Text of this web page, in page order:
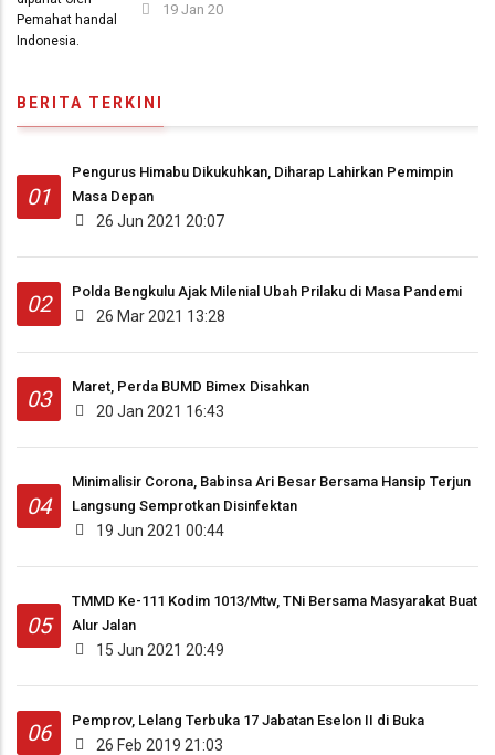
19 Jan 20
BERITA TERKINI
01
Pengurus Himabu Dikukuhkan, Diharap Lahirkan Pemimpin
Masa Depan
26 Jun 2021 20:07
02 Polda Bengkulu Ajak Milenial Ubah Prilaku di Masa Pandemi
26 Mar 2021 13:28
03 Maret, Perda BUMD Bimex Disahkan
20 Jan 2021 16:43
04
Minimalisir Corona, Babinsa Ari Besar Bersama Hansip Terjun
Langsung Semprotkan Disinfektan
19 Jun 2021 00:44
05
TMMD Ke-111 Kodim 1013/Mtw, TNi Bersama Masyarakat Buat
Alur Jalan
15 Jun 2021 20:49
06 Pemprov, Lelang Terbuka 17 Jabatan Eselon II di Buka
26 Feb 2019 21:03